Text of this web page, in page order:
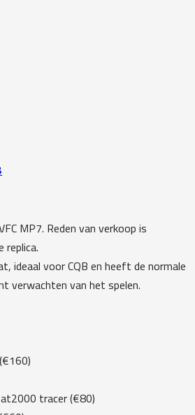
MP7. Reden van verkoop is
replica.
ideaal voor CQB en heeft de normale
verwachten van het spelen.
tracer (€80)